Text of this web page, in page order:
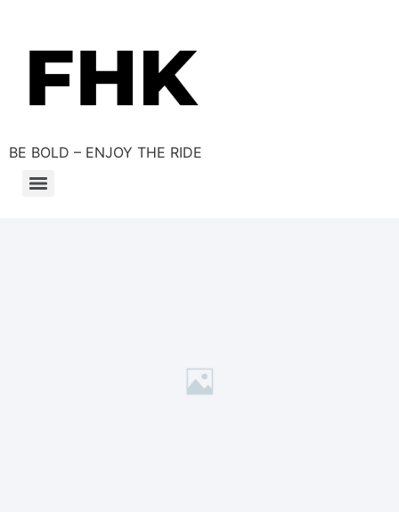
BE BOLD – ENJOY THE RIDE